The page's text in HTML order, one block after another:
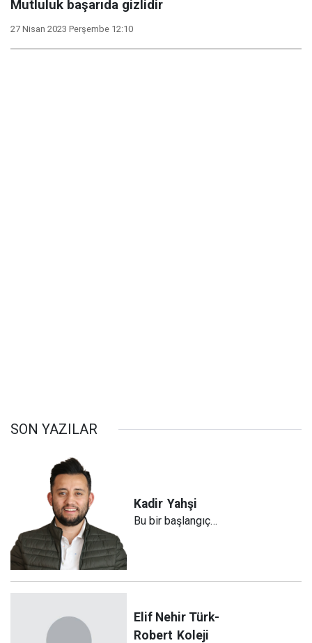
Mutluluk başarıda gizlidir
27 Nisan 2023 Perşembe 12:10
SON YAZILAR
Kadir Yahşi
Bu bir başlangıç…
Elif Nehir Türk-
Robert Koleji